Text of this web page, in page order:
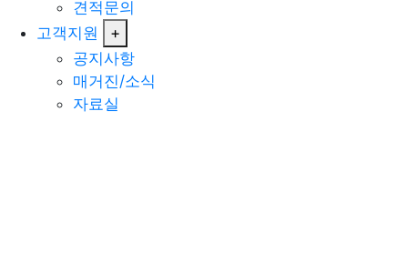
견적문의
고객지원
+
공지사항
매거진/소식
자료실